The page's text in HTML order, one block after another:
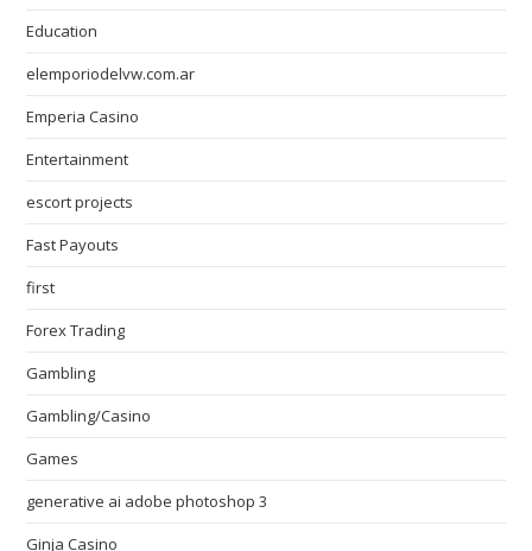
Education
elemporiodelvw.com.ar
Emperia Casino
Entertainment
escort projects
Fast Payouts
first
Forex Trading
Gambling
Gambling/Casino
Games
generative ai adobe photoshop 3
Ginja Casino